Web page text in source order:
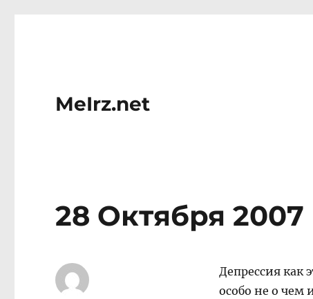
MeIrz.net
28 Октября 2007
Депрессия как
особо не о чем